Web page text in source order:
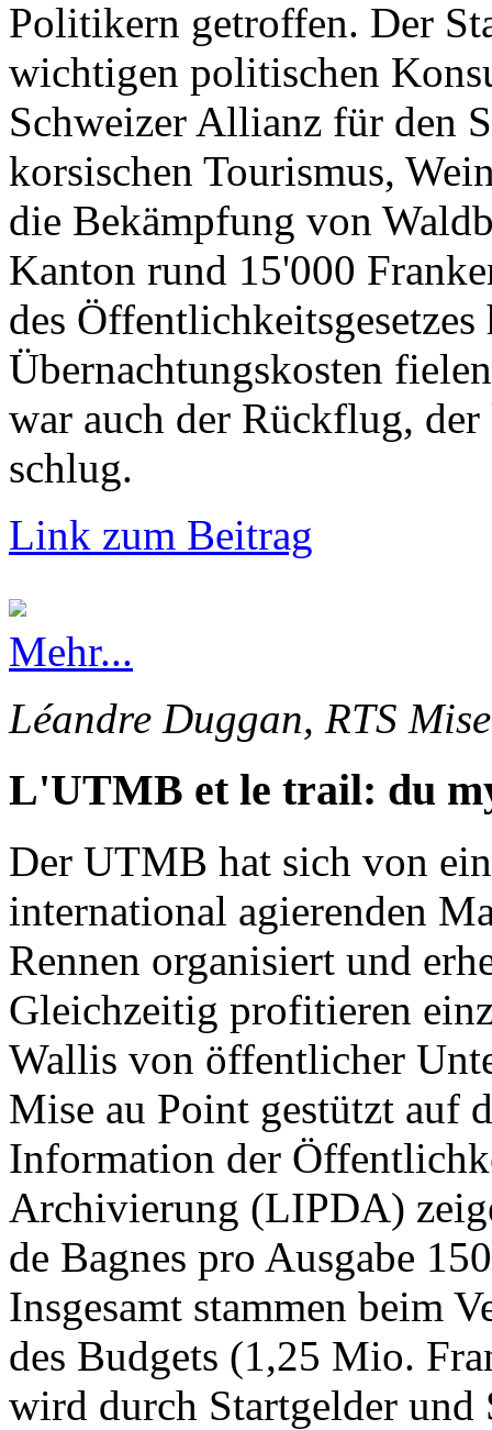
Politikern getroffen. Der
wichtigen politischen
Schweizer Allianz für den
korsischen Tourismus,
die Bekämpfung von
Kanton rund 15'000
des
Übernachtungskosten
war auch der Rückflug,
schlug.
Link zum Beitrag
Mehr...
Léandre Duggan, RTS
L'UTMB et le trail: du
Der UTMB hat sich von
international agierenden
Rennen organisiert und
Gleichzeitig profitieren
Wallis von öffentlicher
Mise au Point gestützt auf
Information der
Archivierung (LIPDA)
de Bagnes pro Ausgabe
Insgesamt stammen beim
des Budgets (1,25 Mio.
wird durch Startgelder und